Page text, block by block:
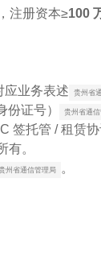
注册资本≥100
应业务表述 贵州省
份证号） 贵州省通
签托管 / 租赁协
有。
州省通信管理局 。